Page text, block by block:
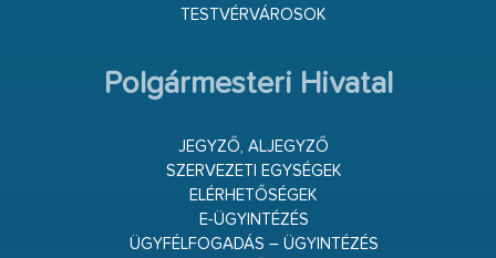
TESTVÉRVÁROSOK
Polgármesteri Hivatal
JEGYZŐ, ALJEGYZŐ
SZERVEZETI EGYSÉGEK
ELÉRHETŐSÉGEK
E-ÜGYINTÉZÉS
ÜGYFÉLFOGADÁS – ÜGYINTÉZÉS